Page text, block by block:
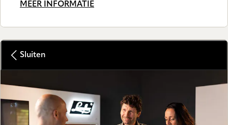
MEER INFORMATIE
Sluiten